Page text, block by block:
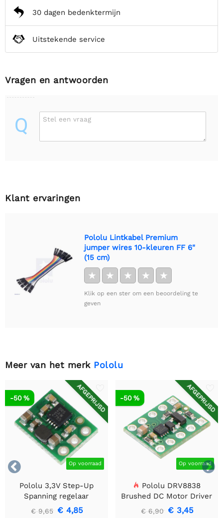
30 dagen bedenktermijn
Uitstekende service
Vragen en antwoorden
Q Stel een vraag
Klant ervaringen
Pololu Lintkabel Premium
jumper wires 10-kleuren FF 6"
(15 cm)
★ ★ ★ ★ ★
Klik op een ster om een beoordeling te
geven
Meer van het merk Pololu


AFGEPRIJSD
Op voorraad
-50 %
Pololu 3,3V Step-Up
Spanning regelaar
U1V10F3
€ 9,65 € 4,85
AFGEPRIJSD
Op voorraad
-50 %
Pololu DRV8838
Brushed DC Motor Driver
€ 6,90 € 3,45